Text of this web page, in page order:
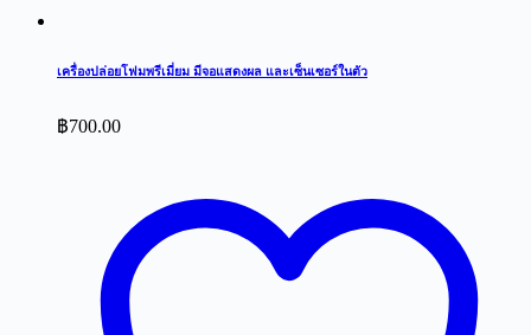
เครื่องปล่อยโฟมพรีเมี่ยม มีจอแสดงผล และเซ็นเซอร์ในตัว
฿700.00